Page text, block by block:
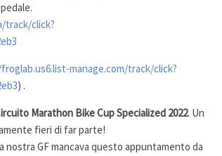
track/click?
manage.com/track/click?
) .
Marathon Bike Cup Specialized 2022. Un
fieri di far parte!
nostra GF mancava questo appuntamento da